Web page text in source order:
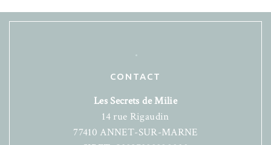
CONTACT
Les Secrets de Milie
14 rue Rigaudin
77410 ANNET-SUR-MARNE